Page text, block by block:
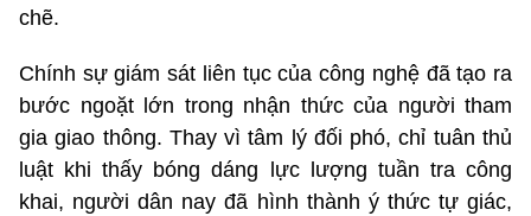
chẽ.
Chính sự giám sát liên tục của công nghệ đã tạo ra
bước ngoặt lớn trong nhận thức của người tham
gia giao thông. Thay vì tâm lý đối phó, chỉ tuân thủ
luật khi thấy bóng dáng lực lượng tuần tra công
khai, người dân nay đã hình thành ý thức tự giác,